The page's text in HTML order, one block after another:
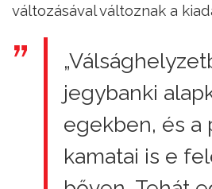
változásával változnak a
jegybanki
egekben, és a
kamatai is e